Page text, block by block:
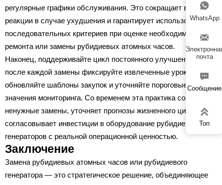
регулярные графики обслуживания. Это сокращает время
реакции в случае ухудшения и гарантирует использование
последовательных критериев при оценке необходимости
ремонта или замены рубидиевых атомных часов.
Наконец, поддерживайте цикл постоянного улучшения:
после каждой замены фиксируйте извлеченные уроки,
обновляйте шаблоны закупок и уточняйте пороговые
значения мониторинга. Со временем эта практика сокращает
ненужные замены, уточняет прогнозы жизненного цикла и
согласовывает инвестиции в оборудование рубидиевых
генераторов с реальной операционной ценностью.
Заключение
Замена рубидиевых атомных часов или рубидиевого
генератора — это стратегическое решение, объединяющее

WhatsApp

почта

Сообщение

Топ